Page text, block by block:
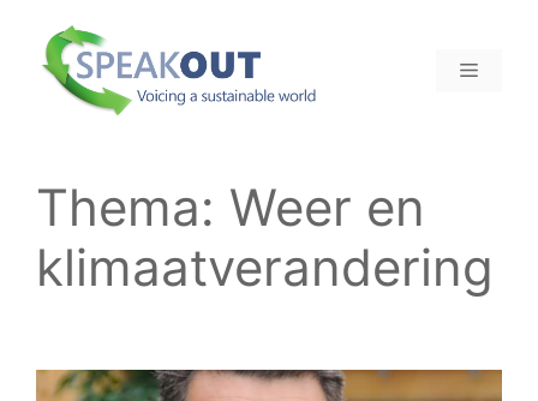
MENU
Thema: Weer en
klimaatverandering